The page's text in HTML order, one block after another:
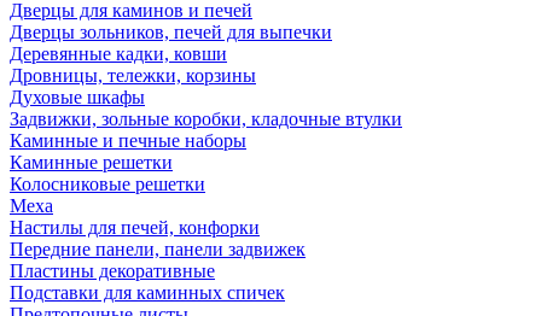
Дверцы для каминов и печей
Дверцы зольников, печей для выпечки
Деревянные кадки, ковши
Дровницы, тележки, корзины
Духовые шкафы
Задвижки, зольные коробки, кладочные втулки
Каминные и печные наборы
Каминные решетки
Колосниковые решетки
Меха
Настилы для печей, конфорки
Передние панели, панели задвижек
Пластины декоративные
Подставки для каминных спичек